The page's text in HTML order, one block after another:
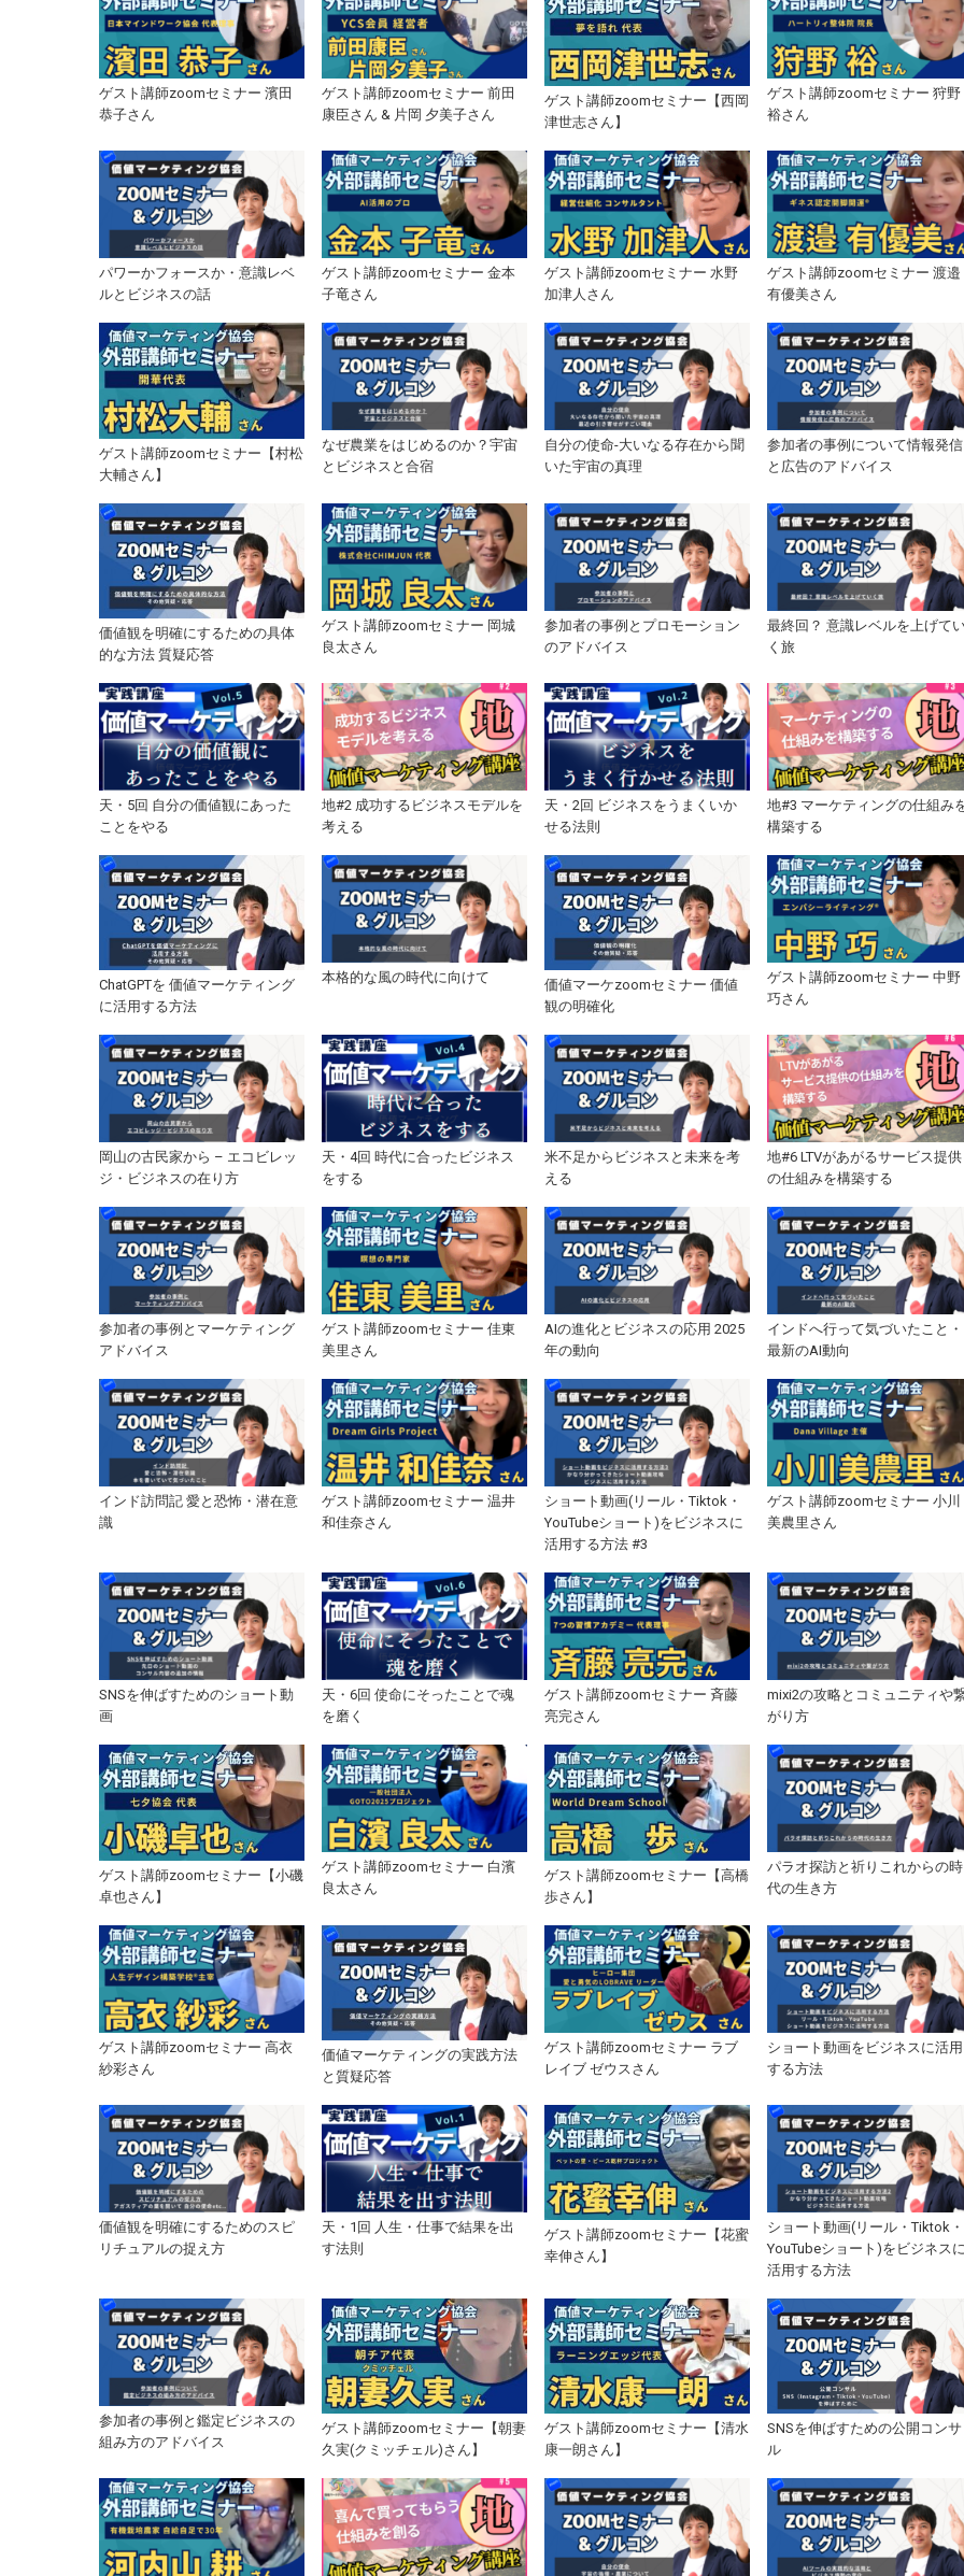
ゲスト講師zoomセミナー 濱田
恭子さん
ゲスト講師zoomセミナー 前田
康臣さん & 片岡 夕美子さん
ゲスト講師zoomセミナー【西岡
津世志さん】
ゲスト講師zoomセミナー 狩野
裕さん
パワーかフォースか・意識レベ
ルとビジネスの話
ゲスト講師zoomセミナー 金本
子竜さん
ゲスト講師zoomセミナー 水野
加津人さん
ゲスト講師zoomセミナー 渡邉
有優美さん
ゲスト講師zoomセミナー【村松
大輔さん】
なぜ農業をはじめるのか？宇宙
とビジネスと合宿
自分の使命-大いなる存在から聞
いた宇宙の真理
参加者の事例について情報発信
と広告のアドバイス
価値観を明確にするための具体
的な方法 質疑応答
ゲスト講師zoomセミナー 岡城
良太さん
参加者の事例とプロモーション
のアドバイス
最終回？ 意識レベルを上げて
く旅
天・5回 自分の価値観にあった
ことをやる
地#2 成功するビジネスモデルを
考える
天・2回 ビジネスをうまくいか
せる法則
地#3 マーケティングの仕組み
構築する
ChatGPTを 価値マーケティング
に活用する方法
本格的な風の時代に向けて
価値マーケzoomセミナー 価値
観の明確化
ゲスト講師zoomセミナー 中野
巧さん
岡山の古民家から – エコビレッ
ジ・ビジネスの在り方
天・4回 時代に合ったビジネス
をする
米不足からビジネスと未来を考
える
地#6 LTVがあがるサービス提供
の仕組みを構築する
参加者の事例とマーケティング
アドバイス
ゲスト講師zoomセミナー 佳東
美里さん
AIの進化とビジネスの応用 2025
年の動向
インドへ行って気づいたこと・
最新のAI動向
インド訪問記 愛と恐怖・潜在意
識
ゲスト講師zoomセミナー 温井
和佳奈さん
ショート動画(リール・Tiktok・
YouTubeショート)をビジネスに
活用する方法 #3
ゲスト講師zoomセミナー 小川
美農里さん
SNSを伸ばすためのショート動
画
天・6回 使命にそったことで魂
を磨く
ゲスト講師zoomセミナー 斉藤
亮完さん
mixi2の攻略とコミュニティや
がり方
ゲスト講師zoomセミナー【小磯
卓也さん】
ゲスト講師zoomセミナー 白濱
良太さん
ゲスト講師zoomセミナー【高橋
歩さん】
パラオ探訪と祈りこれからの時
代の生き方
ゲスト講師zoomセミナー 高衣
紗彩さん
価値マーケティングの実践方法
と質疑応答
ゲスト講師zoomセミナー ラブ
レイブ ゼウスさん
ショート動画をビジネスに活用
する方法
価値観を明確にするためのスピ
リチュアルの捉え方
天・1回 人生・仕事で結果を出
す法則
ゲスト講師zoomセミナー【花蜜
幸伸さん】
ショート動画(リール・Tiktok・
YouTubeショート)をビジネス
活用する方法
参加者の事例と鑑定ビジネスの
組み方のアドバイス
ゲスト講師zoomセミナー【朝妻
久実(クミッチェル)さん】
ゲスト講師zoomセミナー【清水
康一朗さん】
SNSを伸ばすための公開コンサ
ル